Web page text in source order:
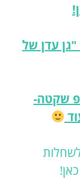
עדן של
שקטה-